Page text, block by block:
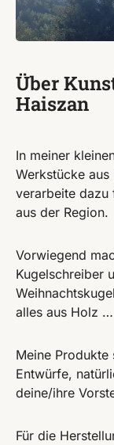
Über
Haiszan
In meiner
Werkstücke
verarbeite dazu
aus der Region.
Vorwiegend
Kugelschreiber
alles aus Holz …
Meine Produkte
Entwürfe,
deine/ihre
Für die